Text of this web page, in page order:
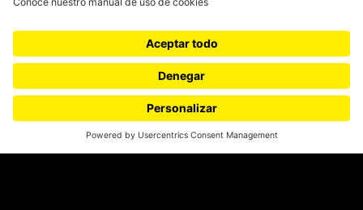
SÍGUENOS
¿Quieres escribir en 070?